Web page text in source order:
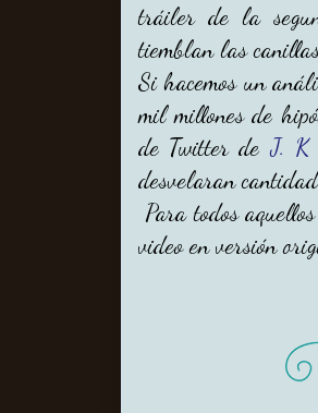
tráiler de la
tiemblan las
Si hacemos un
mil millones de
de Twitter deJ. K
desvelaran
Para todos
video en versión